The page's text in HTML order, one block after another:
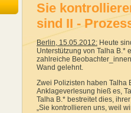
Sie
sind II -
Berlin, 15.05.2012: Heute
Unterstützung von Talha B.*
zahlreiche
Wand gelehnt.
Zwei Polizisten haben Talha
Anklageverlesung hieß es,
Talha B.* bestreitet dies,
„Sie kontrollieren uns, weil